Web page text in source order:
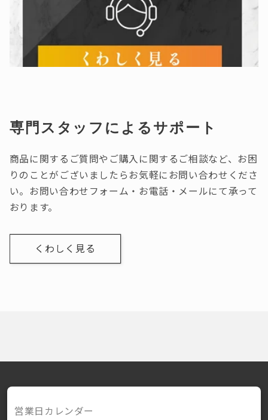
専門スタッフによるサポート
商品に関するご質問やご購入に関するご相談など、お困
りのことがございましたらお気軽にお問い合わせくださ
い。お問い合わせフォーム・お電話・メールにて承って
おります。
くわしく見る
営業日カレンダー